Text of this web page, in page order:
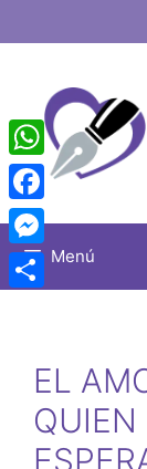
al
Menú
EL
QUIEN
WhatsApp
Facebook
Messenger